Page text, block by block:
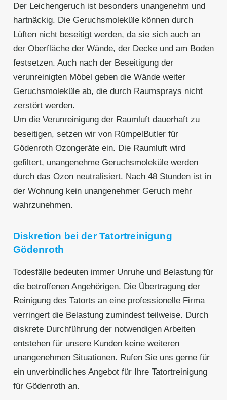
Der Leichengeruch ist besonders unangenehm und
hartnäckig. Die Geruchsmoleküle können durch
Lüften nicht beseitigt werden, da sie sich auch an
der Oberfläche der Wände, der Decke und am Boden
festsetzen. Auch nach der Beseitigung der
verunreinigten Möbel geben die Wände weiter
Geruchsmoleküle ab, die durch Raumsprays nicht
zerstört werden.
Um die Verunreinigung der Raumluft dauerhaft zu
beseitigen, setzen wir von RümpelButler für
Gödenroth Ozongeräte ein. Die Raumluft wird
gefiltert, unangenehme Geruchsmoleküle werden
durch das Ozon neutralisiert. Nach 48 Stunden ist in
der Wohnung kein unangenehmer Geruch mehr
wahrzunehmen.
Diskretion bei der Tatortreinigung
Gödenroth
Todesfälle bedeuten immer Unruhe und Belastung für
die betroffenen Angehörigen. Die Übertragung der
Reinigung des Tatorts an eine professionelle Firma
verringert die Belastung zumindest teilweise. Durch
diskrete Durchführung der notwendigen Arbeiten
entstehen für unsere Kunden keine weiteren
unangenehmen Situationen. Rufen Sie uns gerne für
ein unverbindliches Angebot für Ihre Tatortreinigung
für Gödenroth an.